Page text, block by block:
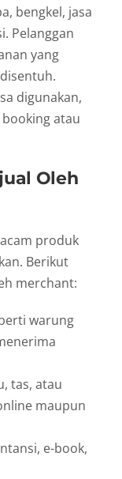
bengkel, jasa
Pelanggan
yang
disentuh.
digunakan,
bookingatau
Oleh
produk
Berikut
merchant:
warung
tas, atau
maupun
e-book,